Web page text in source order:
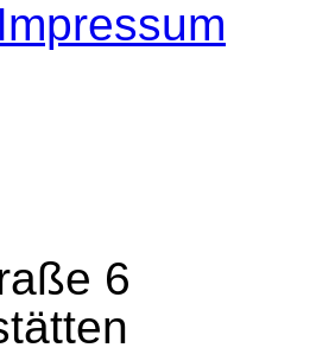
Impressum
6